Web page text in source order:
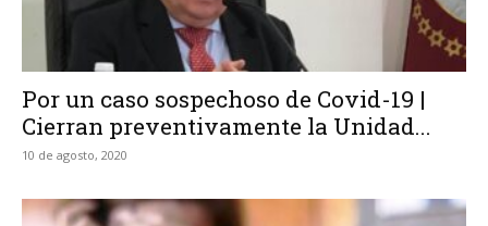
Por un caso sospechoso de Covid-19 |
Cierran preventivamente la Unidad...
10 de agosto, 2020